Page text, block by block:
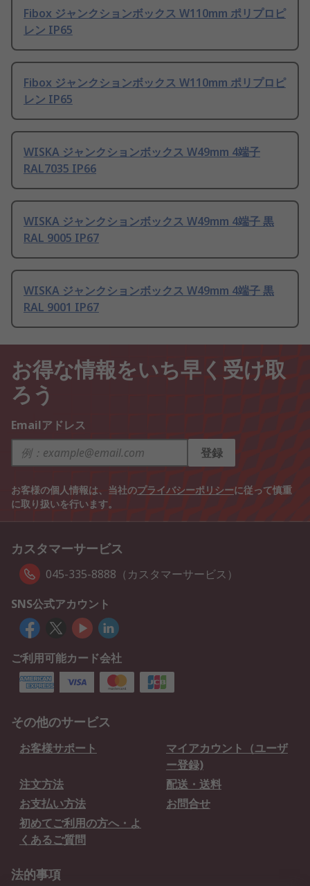
Fibox ジャンクションボックス W110mm ポリプロピ
レン IP65
Fibox ジャンクションボックス W110mm ポリプロピ
レン IP65
WISKA ジャンクションボックス W49mm 4端子
RAL7035 IP66
WISKA ジャンクションボックス W49mm 4端子 黒
RAL 9005 IP67
WISKA ジャンクションボックス W49mm 4端子 黒
RAL 9001 IP67
お得な情報をいち早く受け取
ろう
Emailアドレス
登録
お客様の個人情報は、当社のプライバシーポリシーに従って慎重
に取り扱いを行います。
カスタマーサービス
045-335-8888（カスタマーサービス）
SNS公式アカウント
ご利用可能カード会社
その他のサービス
お客様サポート
マイアカウント（ユーザ
ー登録)
注文方法
配送・送料
お支払い方法
お問合せ
初めてご利用の方へ・よ
くあるご質問
法的事項